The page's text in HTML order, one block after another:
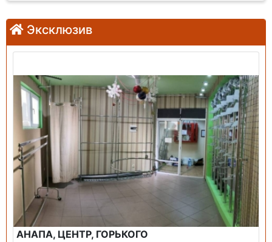
Эксклюзив
АНАПА, ЦЕНТР, ГОРЬКОГО